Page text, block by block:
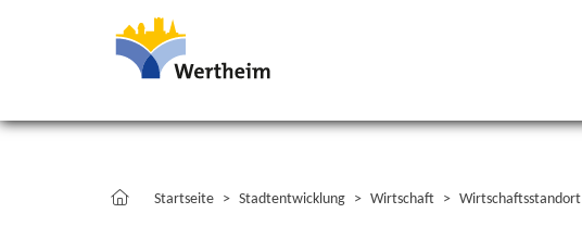
Startseite Stadtentwicklung Wirtschaft Wirtschaftsstandort